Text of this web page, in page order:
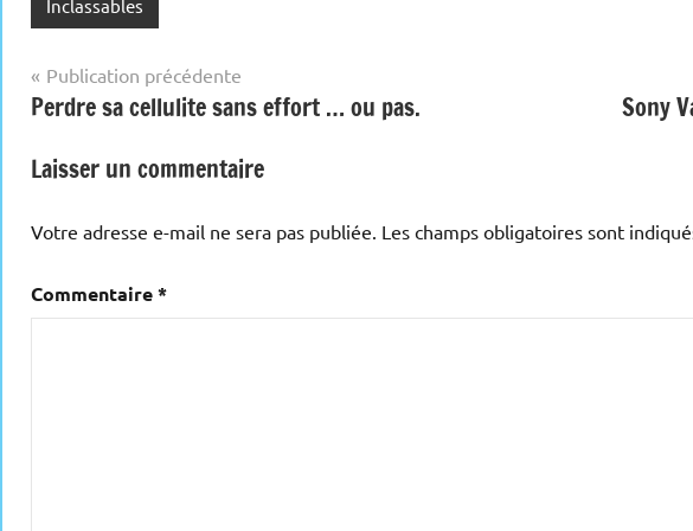
Inclassables
Navigation
de
l’article
Publication précédente
Perdre sa cellulite sans effort … ou pas.
Sony
Laisser un commentaire
Votre adresse e-mail ne sera pas publiée. Les champs obligatoires sont
Commentaire*